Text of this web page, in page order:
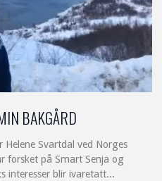
BAKGÅRD
Svartdal ved Norges
forsket på Smart Senja og
interesser blir ivaretatt...